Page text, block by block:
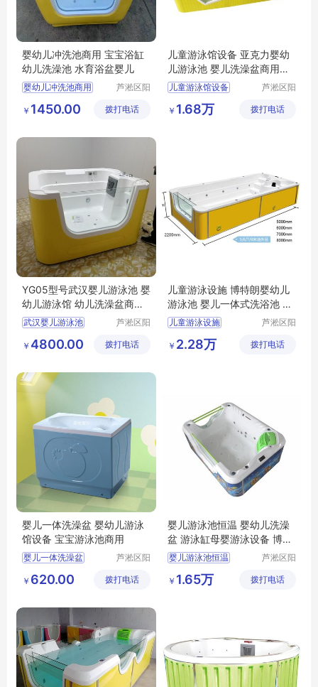
婴幼儿冲洗池商用 宝宝浴缸
幼儿洗澡池 水育浴盆婴儿
婴幼儿冲洗池商用
水育浴盆婴儿
芦淞区阳
童游泳馆
￥ 1450.00 拨打电话
儿童游泳馆设备 亚克力婴幼
儿游泳池 婴儿洗澡盆商用可
定制
儿童游泳馆设备
婴儿洗澡盆商用可定制
芦淞区阳
童游泳馆
￥ 1.68万 拨打电话
YG05型号武汉婴儿游泳池 婴
幼儿游泳馆 幼儿洗澡盆商用
多少钱
武汉婴儿游泳池
婴幼儿洗澡盆商用
芦淞区阳
童游泳馆
￥ 4800.00 拨打电话
儿童游泳设施 博特朗婴幼儿
游泳池 婴儿一体式洗浴池 新
生幼儿游泳桶
儿童游泳设施
婴儿一体式洗浴池
芦淞区阳
童游泳馆
￥ 2.28万 拨打电话
婴儿一体洗澡盆 婴幼儿游泳
馆设备 宝宝游泳池商用
婴儿一体洗澡盆
宝宝游泳池商用
芦淞区阳
童游泳馆
￥ 620.00 拨打电话
婴儿游泳池恒温 婴幼儿洗澡
盆 游泳缸母婴游泳设备 博特
朗
婴儿游泳池恒温
游泳缸母婴游泳设备
芦淞区阳
童游泳馆
￥ 1.65万 拨打电话